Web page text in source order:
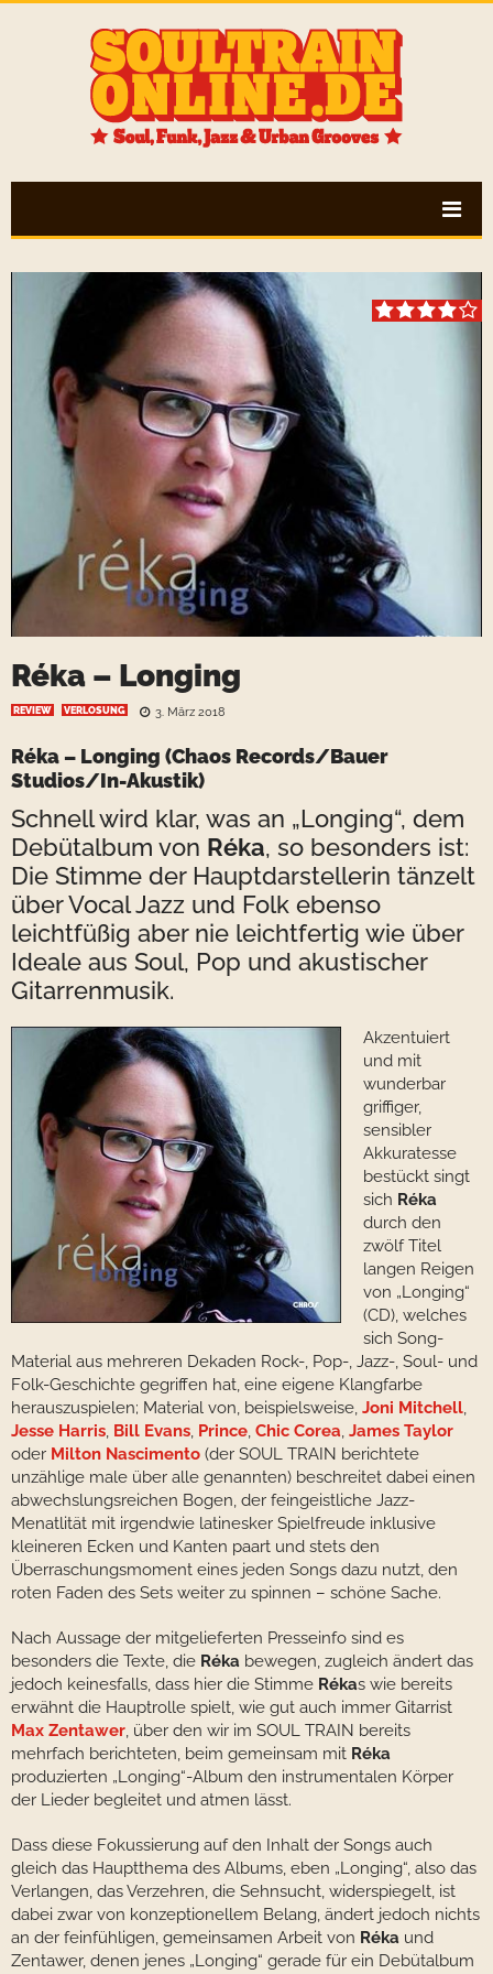
Réka – Longing
REVIEW VERLOSUNG 3. März 2018
Réka – Longing (Chaos Records/Bauer
Studios/In-Akustik)
Schnell wird klar, was an „Longing“, dem
Debütalbum von Réka, so besonders ist:
Die Stimme der Hauptdarstellerin tänzelt
über Vocal Jazz und Folk ebenso
leichtfüßig aber nie leichtfertig wie über
Ideale aus Soul, Pop und akustischer
Gitarrenmusik.
Akzentuiert
und mit
wunderbar
griffiger,
sensibler
Akkuratesse
bestückt singt
sich Réka
durch den
zwölf Titel
langen Reigen
von „Longing“
(CD), welches
sich Song-
Material aus mehreren Dekaden Rock-, Pop-, Jazz-, Soul- und
Folk-Geschichte gegriffen hat, eine eigene Klangfarbe
herauszuspielen; Material von, beispielsweise, Joni Mitchell,
Jesse Harris, Bill Evans, Prince, Chic Corea, James Taylor
oder Milton Nascimento (der SOUL TRAIN berichtete
unzählige male über alle genannten) beschreitet dabei einen
abwechslungsreichen Bogen, der feingeistliche Jazz-
Menatlität mit irgendwie latinesker Spielfreude inklusive
kleineren Ecken und Kanten paart und stets den
Überraschungsmoment eines jeden Songs dazu nutzt, den
roten Faden des Sets weiter zu spinnen – schöne Sache.
Nach Aussage der mitgelieferten Presseinfo sind es
besonders die Texte, die Réka bewegen, zugleich ändert das
jedoch keinesfalls, dass hier die Stimme Rékas wie bereits
erwähnt die Hauptrolle spielt, wie gut auch immer Gitarrist
Max Zentawer, über den wir im SOUL TRAIN bereits
mehrfach berichteten, beim gemeinsam mit Réka
produzierten „Longing“-Album den instrumentalen Körper
der Lieder begleitet und atmen lässt.
Dass diese Fokussierung auf den Inhalt der Songs auch
gleich das Hauptthema des Albums, eben „Longing“, also das
Verlangen, das Verzehren, die Sehnsucht, widerspiegelt, ist
dabei zwar von konzeptionellem Belang, ändert jedoch nichts
an der feinfühligen, gemeinsamen Arbeit von Réka und
Zentawer, denen jenes „Longing“ gerade für ein Debütalbum